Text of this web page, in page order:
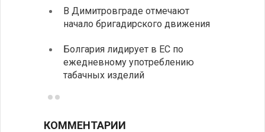
В Димитровграде отмечают
начало бригадирского движения
Болгария лидирует в ЕС по
ежедневному употреблению
табачных изделий
КОММЕНТАРИИ